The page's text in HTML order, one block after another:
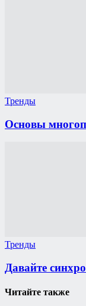
Тренды
Основы
Тренды
Давайте
Читайте также